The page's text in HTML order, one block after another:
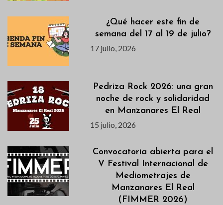
¿Qué hacer este fin de
semana del 17 al 19 de julio?
17 julio, 2026
Pedriza Rock 2026: una gran
noche de rock y solidaridad
en Manzanares El Real
15 julio, 2026
Convocatoria abierta para el
V Festival Internacional de
Mediometrajes de
Manzanares El Real
(FIMMER 2026)